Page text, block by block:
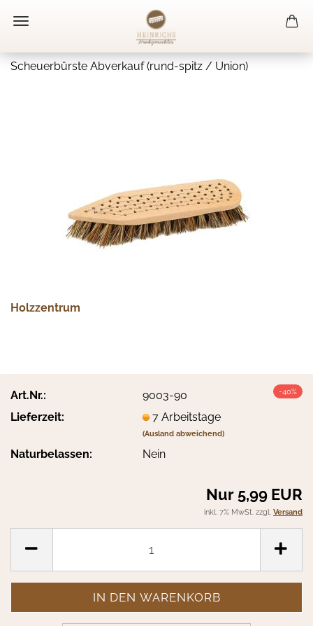
Scheuerbürste Abverkauf (rund-spitz / Union)
Holzzentrum
-40%
Art.Nr.:
9003-90
Lieferzeit:
7 Arbeitstage
(Ausland abweichend)
Naturbelassen: Nein
Nur 5,99 EUR
inkl. 7% MwSt. zzgl. Versand